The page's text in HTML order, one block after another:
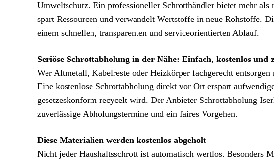
Umweltschutz. Ein professioneller Schrotthändler bietet mehr
spart Ressourcen und verwandelt Wertstoffe in neue Rohstoffe.
einem schnellen, transparenten und serviceorientierten Ablauf.
Seriöse Schrottabholung in der Nähe: Einfach, kostenlos und
Wer Altmetall, Kabelreste oder Heizkörper fachgerecht
Eine kostenlose Schrottabholung direkt vor Ort erspart
gesetzeskonform recycelt wird. Der Anbieter Schrottabholung
zuverlässige Abholungstermine und ein faires Vorgehen.
Diese Materialien werden kostenlos abgeholt
Nicht jeder Haushaltsschrott ist automatisch wertlos. Besonders